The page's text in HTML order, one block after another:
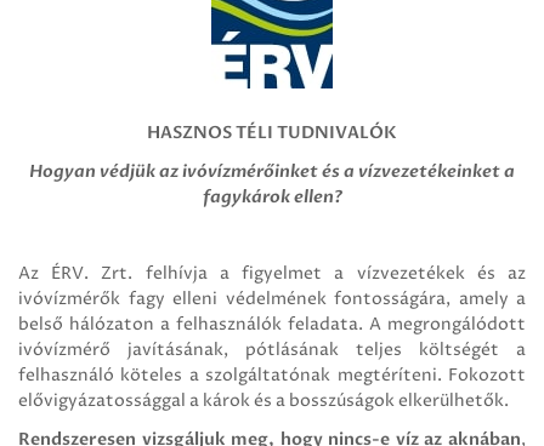
HASZNOS TÉLI TUDNIVALÓK
Hogyan védjük az ivóvízmérőinket és a vízvezetékeinket a
fagykárok ellen?
Az ÉRV. Zrt. felhívja a figyelmet a vízvezetékek és az
ivóvízmérők fagy elleni védelmének fontosságára, amely a
belső hálózaton a felhasználók feladata. A megrongálódott
ivóvízmérő javításának, pótlásának teljes költségét a
felhasználó köteles a szolgáltatónak megtéríteni. Fokozott
elővigyázatossággal a károk és a bosszúságok elkerülhetők.
Rendszeresen vizsgáljuk meg, hogy nincs-e víz az aknában,